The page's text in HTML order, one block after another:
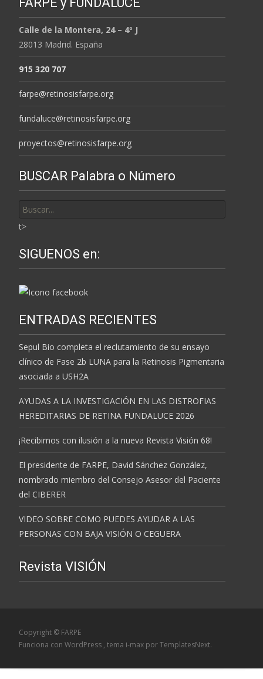
Calle de la Montera, 24 – 4º J
28013 Madrid. España
915 320 707
farpe@retinosisfarpe.org
fundaluce@retinosisfarpe.org
proyectos@retinosisfarpe.org
BUSCAR Palabra o Número
por:
t>
SIGUENOS en:
ENTRADAS RECIENTES
Sepul Bio completa el reclutamiento de su ensayo
clínico de Fase 2b LUNA para la Retinosis Pigmentaria
asociada a USH2A
AYUDAS A LA INVESTIGACIÓN EN LAS DISTROFIAS
HEREDITARIAS DE RETINA FUNDALUCE 2026
¡Recibimos con ilusión a la nueva Revista Visión 68!
El presidente de FARPE, David Sánchez González,
nombrado miembro del Consejo Asesor del Paciente
del CIBERER
VIDEO SOBRE COMO PUEDES AYUDAR A LAS
PERSONAS CON BAJA VISIÓN O CEGUERA
Revista VISIÓN
Copyright © FARPE
Funciona con WordPress , tema i-max por TemplatesNext.